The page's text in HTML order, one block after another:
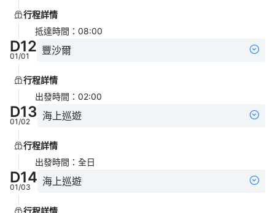
行程詳情
抵達時間 ： 08:00
D12
01/01 豐沙爾
行程詳情
出發時間 ： 02:00
D13
01/02 海上巡遊
行程詳情
出發時間 ： 全日
D14
01/03 海上巡遊
行程詳情